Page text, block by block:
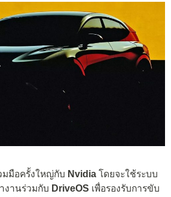
มมือครั้งใหญ่กับ Nvidia โดยจะใช้ระบบ
งานร่วมกับ DriveOS เพื่อรองรับการขับ